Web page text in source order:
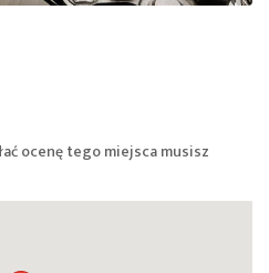
ocenę tego miejsca musisz